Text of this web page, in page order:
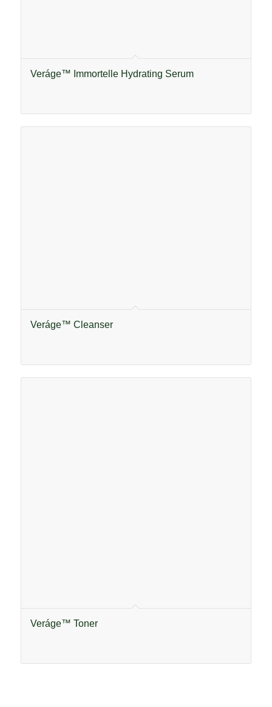
Veráge™ Immortelle Hydrating Serum
Veráge™ Cleanser
Veráge™ Toner